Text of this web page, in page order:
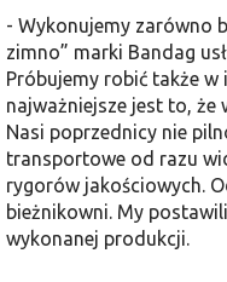
- Wykonujemy zarówno
zimno” marki Bandag
Próbujemy robić także
najważniejsze jest to,
Nasi poprzednicy nie
transportowe od razu
rygorów jakościowych.
bieżnikowni. My
wykonanej produkcji.